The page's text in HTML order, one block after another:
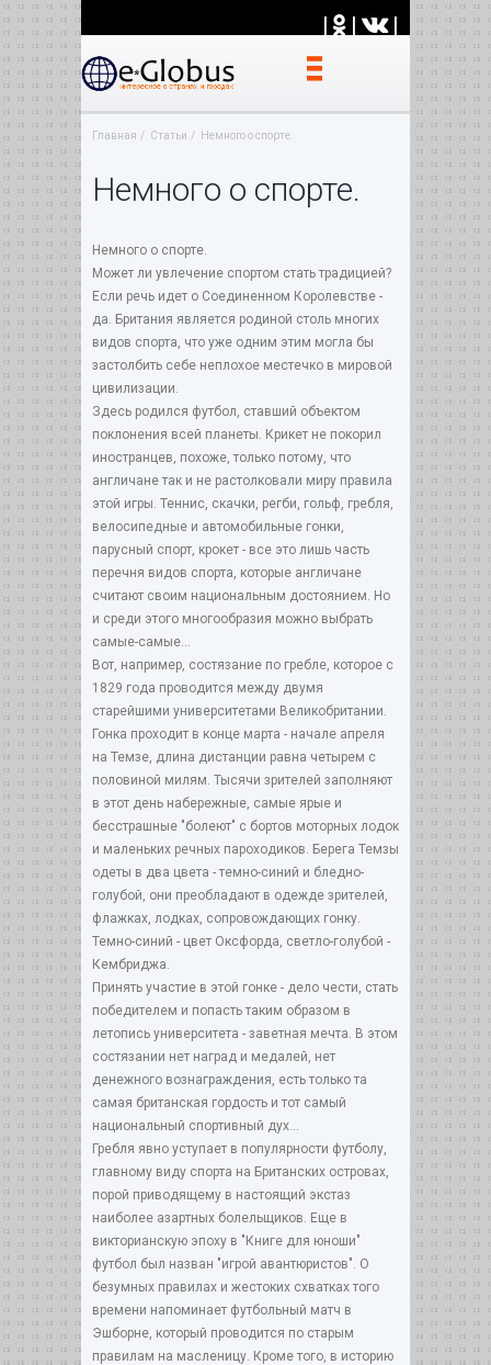
| | |
Главная Статьи Немного о спорте.
Немного о спорте.
Немного о спорте.
Может ли увлечение спортом стать традицией?
Если речь идет о Соединенном Королевстве -
да. Британия является родиной столь многих
видов спорта, что уже одним этим могла бы
застолбить себе неплохое местечко в мировой
цивилизации.
Здесь родился футбол, ставший объектом
поклонения всей планеты. Крикет не покорил
иностранцев, похоже, только потому, что
англичане так и не растолковали миру правила
этой игры. Теннис, скачки, регби, гольф, гребля,
велосипедные и автомобильные гонки,
парусный спорт, крокет - все это лишь часть
перечня видов спорта, которые англичане
считают своим национальным достоянием. Но
и среди этого многообразия можно выбрать
самые-самые...
Вот, например, состязание по гребле, которое с
1829 года проводится между двумя
старейшими университетами Великобритании.
Гонка проходит в конце марта - начале апреля
на Темзе, длина дистанции равна четырем с
половиной милям. Тысячи зрителей заполняют
в этот день набережные, самые ярые и
бесстрашные "болеют" с бортов моторных лодок
и маленьких речных пароходиков. Берега Темзы
одеты в два цвета - темно-синий и бледно-
голубой, они преобладают в одежде зрителей,
флажках, лодках, сопровождающих гонку.
Темно-синий - цвет Оксфорда, светло-голубой -
Кембриджа.
Принять участие в этой гонке - дело чести, стать
победителем и попасть таким образом в
летопись университета - заветная мечта. В этом
состязании нет наград и медалей, нет
денежного вознаграждения, есть только та
самая британская гордость и тот самый
национальный спортивный дух...
Гребля явно уступает в популярности футболу,
главному виду спорта на Британских островах,
порой приводящему в настоящий экстаз
наиболее азартных болельщиков. Еще в
викторианскую эпоху в "Книге для юноши"
футбол был назван "игрой авантюристов". О
безумных правилах и жестоких схватках того
времени напоминает футбольный матч в
Эшборне, который проводится по старым
правилам на масленицу. Кроме того, в историю